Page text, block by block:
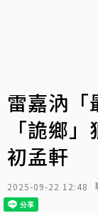
雷嘉汭「
「詭鄉
初孟軒
2025-09-22 12:48